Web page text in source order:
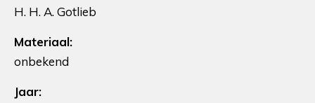
H. H. A. Gotlieb
Materiaal:
onbekend
Jaar: